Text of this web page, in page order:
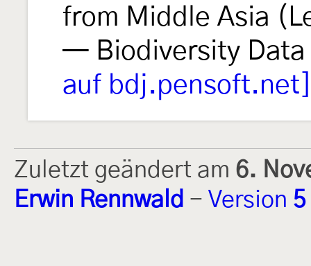
from Middle Asia
— Biodiversity
auf bdj.pensoft.net]
Zuletzt geändert am 6.
Erwin Rennwald - Version 5